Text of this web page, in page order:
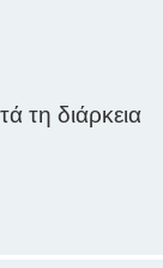
τη διάρκεια